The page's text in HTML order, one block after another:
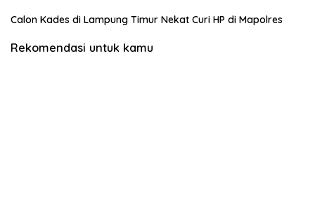
Calon Kades di Lampung Timur Nekat Curi HP di Mapolres
Rekomendasi untuk kamu